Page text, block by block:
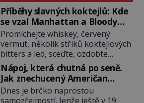
Příběhy slavných koktejlů: Kde
se vzal Manhattan a Bloody
Mary?
Promíchejte whiskey, červený
vermut, několik střiků koktejlových
bitters a led, sceďte, ozdobte
koktejlovou třešinkou a tadá…
Manhattan je tu! A pokud to má být
skutečně on, dejte si pozor, ať
místo klasické americké rye
Nápoj, která chutná po seně.
Jak znechucený Američan
vymyslel brčko
Dnes je brčko naprostou
samozřejmostí. Jenže ještě v 19.